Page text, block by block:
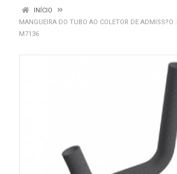
INÍCIO
MANGUEIRA DO TUBO AO COLETOR DE ADMISS?O :
M7136